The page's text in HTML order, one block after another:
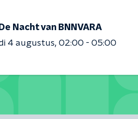
De Nacht van BNNVARA
4 augustus 02:00 - 05:00